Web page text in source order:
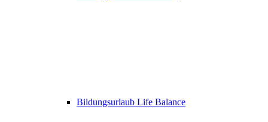
Bildungsurlaub Life Balance